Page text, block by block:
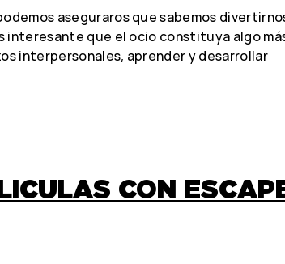
aseguraros que sabemos
interesante que el ocio constituya algo
interpersonales, aprender y desarrollar
CON